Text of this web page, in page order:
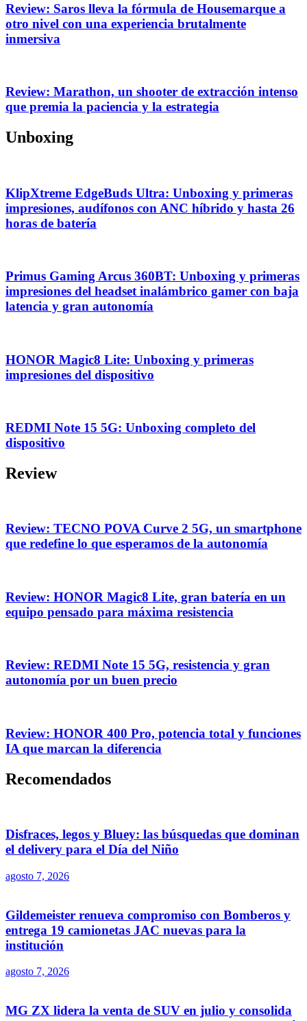
Review: Saros lleva la fórmula de Housemarque a
otro nivel con una experiencia brutalmente
inmersiva
Review: Marathon, un shooter de extracción intenso
que premia la paciencia y la estrategia
Unboxing
KlipXtreme EdgeBuds Ultra: Unboxing y primeras
impresiones, audífonos con ANC híbrido y hasta 26
horas de batería
Primus Gaming Arcus 360BT: Unboxing y primeras
impresiones del headset inalámbrico gamer con baja
latencia y gran autonomía
HONOR Magic8 Lite: Unboxing y primeras
impresiones del dispositivo
REDMI Note 15 5G: Unboxing completo del
dispositivo
Review
Review: TECNO POVA Curve 2 5G, un smartphone
que redefine lo que esperamos de la autonomía
Review: HONOR Magic8 Lite, gran batería en un
equipo pensado para máxima resistencia
Review: REDMI Note 15 5G, resistencia y gran
autonomía por un buen precio
Review: HONOR 400 Pro, potencia total y funciones
IA que marcan la diferencia
Recomendados
Disfraces, legos y Bluey: las búsquedas que dominan
el delivery para el Día del Niño
agosto 7, 2026
Gildemeister renueva compromiso con Bomberos y
entrega 19 camionetas JAC nuevas para la
institución
agosto 7, 2026
MG ZX lidera la venta de SUV en julio y consolida